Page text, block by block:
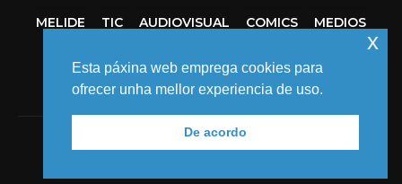
MELIDE TIC AUDIOVISUAL COMICS
MEDIOS
© 2018 MARCUS FERNÁNDEZ
Esta páxina web emprega cookies para
ofrecer unha mellor experiencia de uso.
De acordo
x